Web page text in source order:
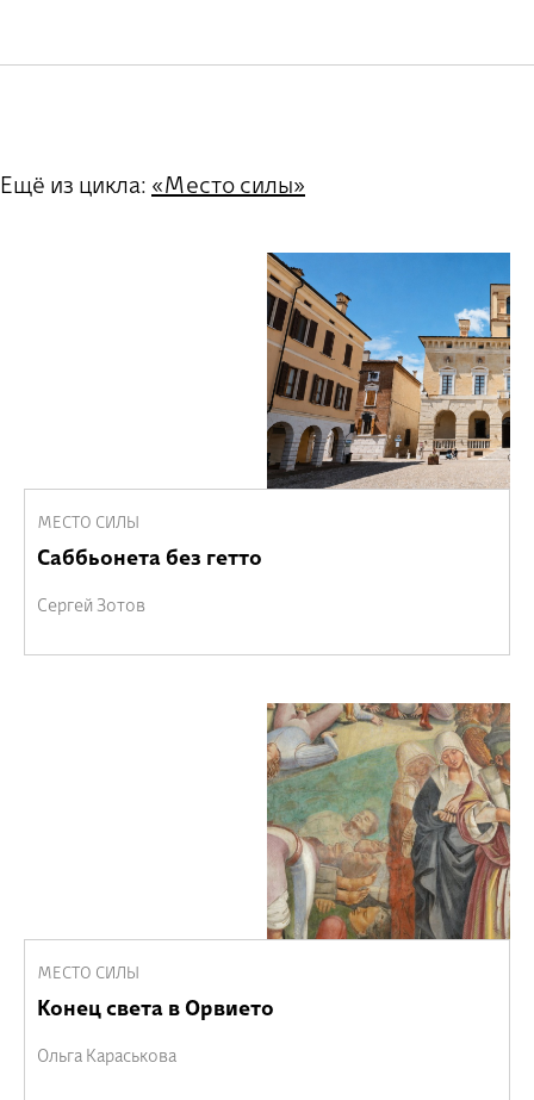
Ещё из цикла: «Место силы»
Саббьонета без гетто
МЕСТО СИЛЫ
Сергей Зотов
Конец света в Орвието
МЕСТО СИЛЫ
Ольга Караськова